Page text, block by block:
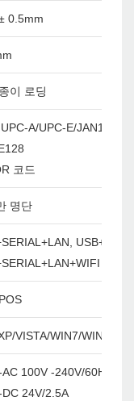
0.5mm
이 로딩
A/UPC-E/
코드
명단
USB+BT,
VISTA/WIN7/WIN8/
100V -240V/60Hz
DC 24V/2.5A